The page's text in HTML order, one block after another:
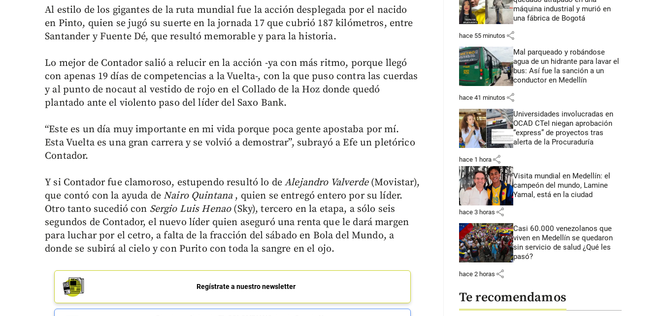
Al estilo de los gigantes de la ruta mundial fue la acción desplegada por el nacido
en Pinto, quien se jugó su suerte en la jornada 17 que cubrió 187 kilómetros, entre
Santander y Fuente Dé, que resultó memorable y para la historia.
Lo mejor de Contador salió a relucir en la acción -ya con más ritmo, porque llegó
con apenas 19 días de competencias a la Vuelta-, con la que puso contra las cuerdas
y al punto de nocaut al vestido de rojo en el Collado de la Hoz donde quedó
plantado ante el violento paso del líder del Saxo Bank.
“Este es un día muy importante en mi vida porque poca gente apostaba por mí.
Esta Vuelta es una gran carrera y se volvió a demostrar”, subrayó a Efe un pletórico
Contador.
Y si Contador fue clamoroso, estupendo resultó lo deAlejandro Valverde(Movistar),
que contó con la ayuda de Nairo Quintana , quien se entregó entero por su líder.
Otro tanto sucedió con Sergio Luis Henao(Sky), tercero en la etapa, a sólo seis
segundos de Contador, el nuevo líder quien aseguró una renta que le dará margen
para luchar por el cetro, a falta de la fracción del sábado en Bola del Mundo, a
donde se subirá al cielo y con Purito con toda la sangre en el ojo.
Regístrate a nuestro newsletter
máquina industrial y murió en
una fábrica de Bogotá
hace 55 minutos share
Mal parqueado y robándose
agua de un hidrante para lavar el
bus: Así fue la sanción a un
conductor en Medellín
hace 41 minutos share
Universidades involucradas en
OCAD CTeI niegan aprobación
“express” de proyectos tras
alerta de la Procuraduría
hace 1 hora share
Visita mundial en Medellín: el
campeón del mundo, Lamine
Yamal, está en la ciudad
hace 3 horas share
Casi 60.000 venezolanos que
viven en Medellín se quedaron
sin servicio de salud ¿Qué les
pasó?
hace 2 horas share
Te recomendamos